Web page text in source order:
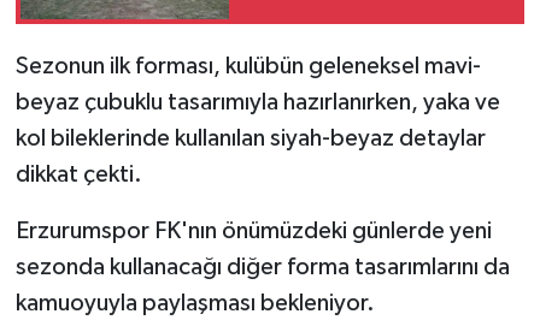
Sezonun ilk forması, kulübün geleneksel mavi-
beyaz çubuklu tasarımıyla hazırlanırken, yaka ve
kol bileklerinde kullanılan siyah-beyaz detaylar
dikkat çekti.
Erzurumspor FK'nın önümüzdeki günlerde yeni
sezonda kullanacağı diğer forma tasarımlarını da
kamuoyuyla paylaşması bekleniyor.